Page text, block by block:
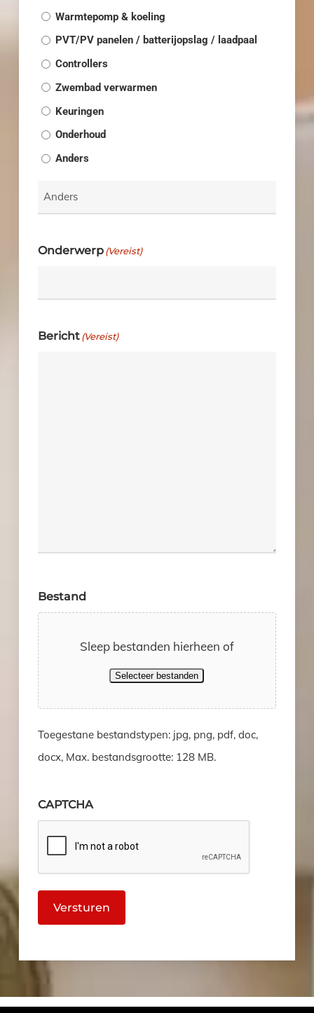
Warmtepomp & koeling
PVT/PV panelen / batterijopslag / laadpaal
Controllers
Zwembad verwarmen
Keuringen
Onderhoud
Anders
Onderwerp(Vereist)
Bericht(Vereist)
Bestand
Sleep bestanden hierheen of
Selecteer bestanden
Toegestane bestandstypen: jpg, png, pdf, doc,
docx, Max. bestandsgrootte: 128 MB.
CAPTCHA
Versturen